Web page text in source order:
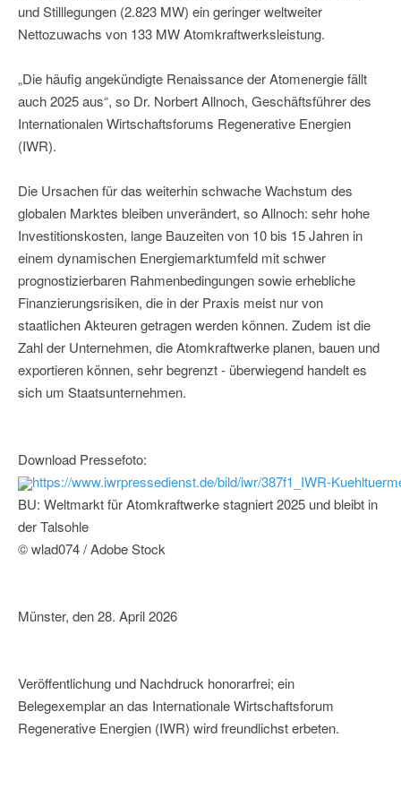
und Stilllegungen (2.823 MW) ein geringer weltweiter
Nettozuwachs von 133 MW Atomkraftwerksleistung.
„Die häufig angekündigte Renaissance der Atomenergie fällt
auch 2025 aus“, so Dr. Norbert Allnoch, Geschäftsführer des
Internationalen Wirtschaftsforums Regenerative Energien
(IWR).
Die Ursachen für das weiterhin schwache Wachstum des
globalen Marktes bleiben unverändert, so Allnoch: sehr hohe
Investitionskosten, lange Bauzeiten von 10 bis 15 Jahren in
einem dynamischen Energiemarktumfeld mit schwer
prognostizierbaren Rahmenbedingungen sowie erhebliche
Finanzierungsrisiken, die in der Praxis meist nur von
staatlichen Akteuren getragen werden können. Zudem ist die
Zahl der Unternehmen, die Atomkraftwerke planen, bauen und
exportieren können, sehr begrenzt - überwiegend handelt es
sich um Staatsunternehmen.
Download Pressefoto:
https://www.iwrpressedienst.de/bild/iwr/387f1_IWR-
BU: Weltmarkt für Atomkraftwerke stagniert 2025 und bleibt in
der Talsohle
© wlad074 / Adobe Stock
Münster, den 28. April 2026
Veröffentlichung und Nachdruck honorarfrei; ein
Belegexemplar an das Internationale Wirtschaftsforum
Regenerative Energien (IWR) wird freundlichst erbeten.